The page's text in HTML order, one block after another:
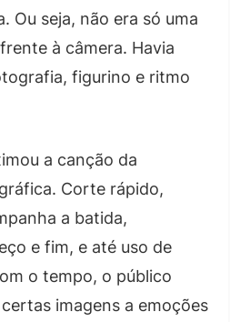
Ou seja, não era só uma
à câmera. Havia
figurino e ritmo
a canção da
Corte rápido,
a batida,
e fim, e até uso de
o tempo, o público
imagens a emoções